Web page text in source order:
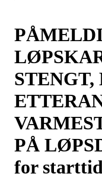
PÅ
for